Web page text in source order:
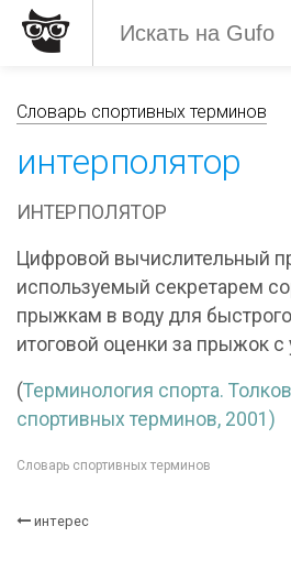
Словарь спортивных терминов
интерполятор
ИНТЕРПОЛЯТОР
Цифровой вычислительный
используемый секретарем
прыжкам в воду для
итоговой оценки за прыжок с
(Терминология спорта.
спортивных терминов, 2001)
Словарь спортивных терминов
интерес